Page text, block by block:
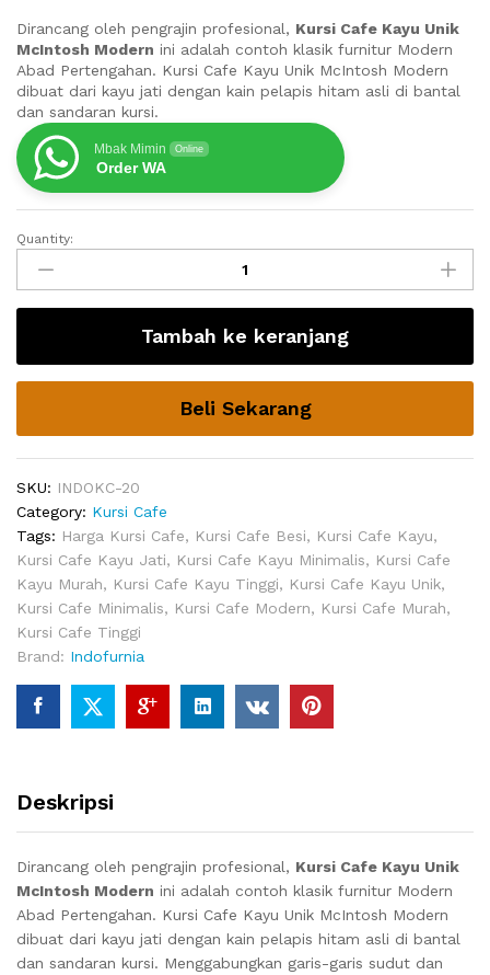
Dirancang oleh pengrajin profesional, Kursi Cafe Kayu Unik
McIntosh Modern ini adalah contoh klasik furnitur Modern
Abad Pertengahan. Kursi Cafe Kayu Unik McIntosh Modern
dibuat dari kayu jati dengan kain pelapis hitam asli di bantal
dan sandaran kursi.
Mbak Mimin Online
Order WA
Kursi
Cafe
Kayu
Unik
Modern
quantity
Quantity:
Tambah ke keranjang
Beli Sekarang
SKU: INDOKC-20
Category: Kursi Cafe
Tags: Harga Kursi Cafe, Kursi Cafe Besi, Kursi Cafe Kayu,
Kursi Cafe Kayu Jati, Kursi Cafe Kayu Minimalis, Kursi Cafe
Kayu Murah, Kursi Cafe Kayu Tinggi, Kursi Cafe Kayu Unik,
Kursi Cafe Minimalis, Kursi Cafe Modern, Kursi Cafe Murah,
Kursi Cafe Tinggi
Brand: Indofurnia
Deskripsi
Dirancang oleh pengrajin profesional, Kursi Cafe Kayu Unik
McIntosh Modern ini adalah contoh klasik furnitur Modern
Abad Pertengahan. Kursi Cafe Kayu Unik McIntosh Modern
dibuat dari kayu jati dengan kain pelapis hitam asli di bantal
dan sandaran kursi. Menggabungkan garis-garis sudut dan